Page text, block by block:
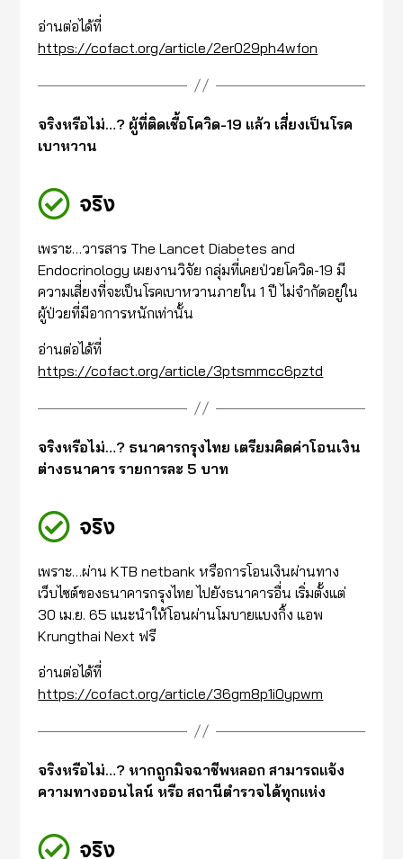
อ่านต่อได้ที่
https://cofact.org/article/2er029ph4wfon
จริงหรือไม่…? ผู้ที่ติดเชื้อโควิด-19 แล้ว เสี่ยงเป็นโรค
เบาหวาน
จริง
เพราะ…วารสาร The Lancet Diabetes and
Endocrinology เผยงานวิจัย กลุ่มที่เคยป่วยโควิด-19 มี
ความเสี่ยงที่จะเป็นโรคเบาหวานภายใน 1 ปี ไม่จำกัดอยู่ใน
ผู้ป่วยที่มีอาการหนักเท่านั้น
อ่านต่อได้ที่
https://cofact.org/article/3ptsmmcc6pztd
จริงหรือไม่…? ธนาคารกรุงไทย เตรียมคิดค่าโอนเงิน
ต่างธนาคาร รายการละ 5 บาท
จริง
เพราะ…ผ่าน KTB netbank หรือการโอนเงินผ่านทาง
เว็บไซต์ของธนาคารกรุงไทย ไปยังธนาคารอื่น เริ่มตั้งแต่
30 เม.ย. 65 แนะนำให้โอนผ่านโมบายแบงกิ้ง แอพ
Krungthai Next ฟรี
อ่านต่อได้ที่
https://cofact.org/article/36gm8p1i0ypwm
จริงหรือไม่…? หากถูกมิจฉาชีพหลอก สามารถแจ้ง
ความทางออนไลน์ หรือ สถานีตำรวจได้ทุกแห่ง
จริง